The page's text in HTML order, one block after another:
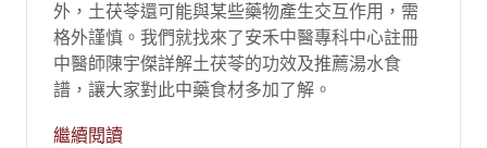
外，土茯苓還可能與某些藥物產生交互作用，需
格外謹慎。我們就找來了安禾中醫專科中心註冊
中醫師陳宇傑詳解土茯苓的功效及推薦湯水食
譜，讓大家對此中藥食材多加了解。
繼續閱讀